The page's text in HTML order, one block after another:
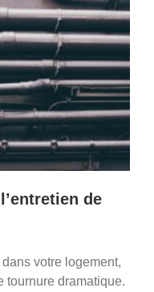
de
votre logement,
tournure dramatique.